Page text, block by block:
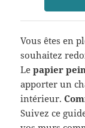
Vous êtes en
souhaitez
Lepapier
apporter un
intérieur.
Suivez ce